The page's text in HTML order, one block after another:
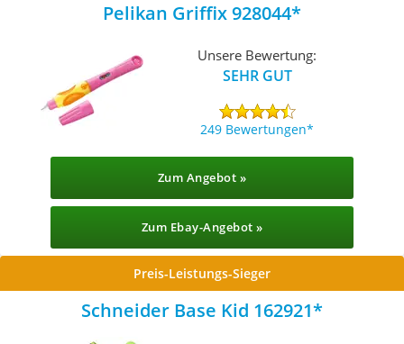
Pelikan Griffix 928044
Unsere Bewertung:
SEHR GUT
249 Bewertungen
Zum Angebot »
Zum Ebay-Angebot »
Preis-Leistungs-Sieger
Schneider Base Kid 162921